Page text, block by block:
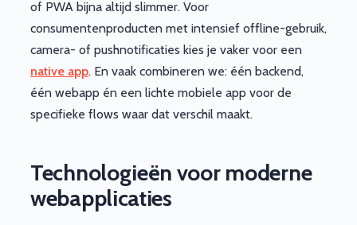
of PWA bijna altijd slimmer. Voor
consumentenproducten met intensief offline-gebruik,
camera- of pushnotificaties kies je vaker voor een
native app. En vaak combineren we: één backend,
één webapp én een lichte mobiele app voor de
specifieke flows waar dat verschil maakt.
Technologieën voor moderne
webapplicaties